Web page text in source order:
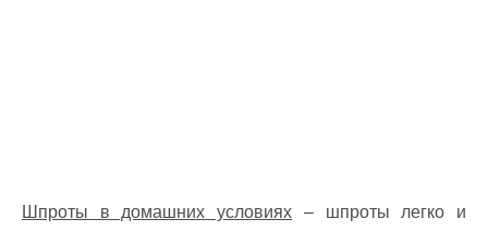
Шпроты в домашних условиях – шпроты легко и